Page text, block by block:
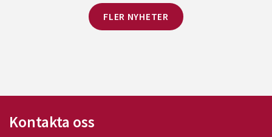
FLER NYHETER
Kontakta oss